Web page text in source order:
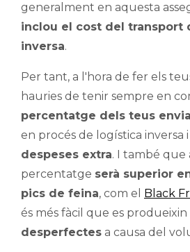
generalment en aquesta
inclou el cost del transport
inversa.
Per tant, a l'hora de fer els
hauries de tenir sempre en
percentatge dels teus
en procés de logística inversa
despeses extra. I també que
percentatge serà superior
pics de feina, com el Black
és més fàcil que es produeixin
desperfectes a causa del